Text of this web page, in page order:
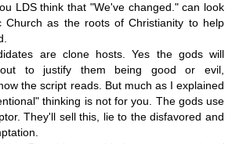
LDS think that "We've changed." can look
Church as the roots of Christianity to help
are clone hosts. Yes the gods will
to justify them being good or evil,
the script reads. But much as I explained
thinking is not for you. The gods use
They'll sell this, lie to the disfavored and